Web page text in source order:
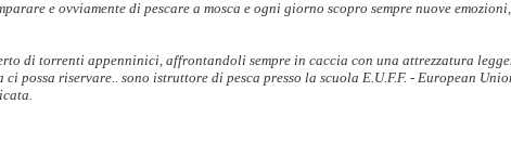
e ovviamente di pescare a mosca e ogni giorno scopro sempre nuove
di torrenti appenninici, affrontandoli sempre in caccia con una attrezzatura
possa riservare.. sono istruttore di pesca presso la scuola E.U.F.F. - European